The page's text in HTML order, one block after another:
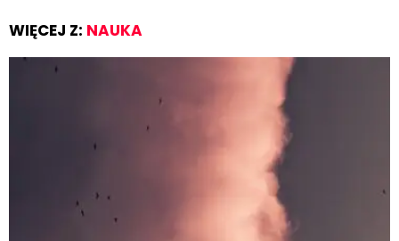
WIĘCEJ Z: NAUKA